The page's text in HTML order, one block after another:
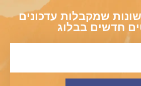
שמקבלות עדכונים
חדשים בבלוג